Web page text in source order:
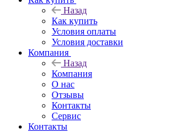
Назад
Как купить
Условия оплаты
Условия доставки
Компания
Назад
Компания
О нас
Отзывы
Контакты
Сервис
Контакты